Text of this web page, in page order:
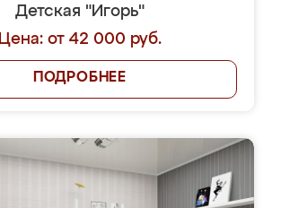
Детская "Игорь"
Цена: от 42 000 руб.
ПОДРОБНЕЕ